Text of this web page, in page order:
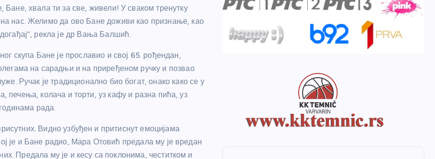
хвала ти за све, живели! У сваком тренутку
нас. Желимо да ово Бане доживи као признање, као
рекла је др Вања Балшић.
скупа Бане је прославио и свој 65. рођендан,
на сарадњи и на приређеном ручку и позвао
Ручак је традиционално био богат, онако како се у
печења, колача и торти, уз кафу и разна пића, уз
рада.
Видно узбуђен и притиснут емоцијама
је и Бане радио, Мара Отовић предала му је вредан
Предала му је и кесу са поклонима, честитком и